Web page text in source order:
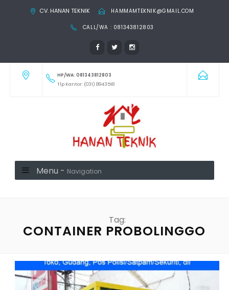
CV. HANAN TEKNIK HAMMAMTEKNIK@GMAIL.COM
CALL/WA : 081343812803
HP/WA: 081343812803
Tlp Kantor: (031) 8943518
Menu - Navigation
Tag:
CONTAINER PROBOLINGGO